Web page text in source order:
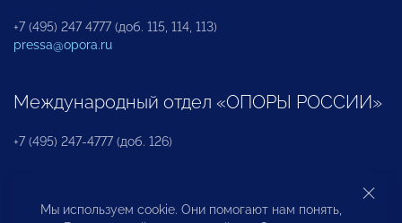
+7 (495) 247 4777 (доб. 115, 114, 113)
pressa@opora.ru
Международный отдел «ОПОРЫ РОССИИ»
+7 (495) 247-4777 (доб. 126)
Бюро по защите прав предпринимателей и
Мы используем cookie. Они помогают нам понять,